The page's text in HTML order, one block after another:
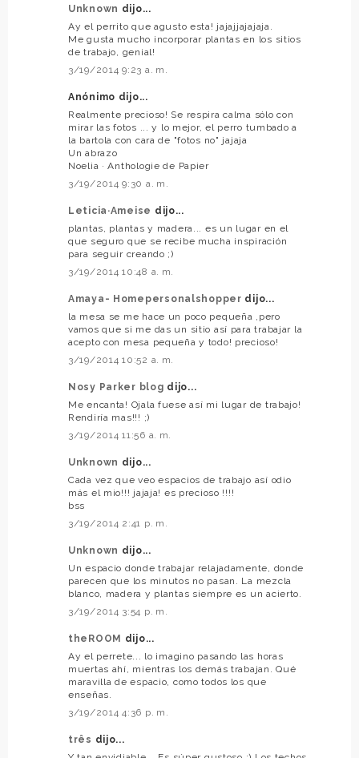
Unknown dijo...
Ay el perrito que agusto esta! jajajjajajaja.
Me gusta mucho incorporar plantas en los sitios
de trabajo, genial!
3/19/2014 9:23 a. m.
Anónimo dijo...
Realmente precioso! Se respira calma sólo con
mirar las fotos ... y lo mejor, el perro tumbado a
la bartola con cara de "fotos no" jajaja
Un abrazo
Noelia · Anthologie de Papier
3/19/2014 9:30 a. m.
Leticia·Ameise dijo...
plantas, plantas y madera... es un lugar en el
que seguro que se recibe mucha inspiración
para seguir creando ;)
3/19/2014 10:48 a. m.
Amaya- Homepersonalshopper dijo...
la mesa se me hace un poco pequeña ,pero
vamos que si me das un sitio así para trabajar la
acepto con mesa pequeña y todo! precioso!
3/19/2014 10:52 a. m.
Nosy Parker blog dijo...
Me encanta! Ojala fuese así mi lugar de trabajo!
Rendiría mas!!! ;)
3/19/2014 11:56 a. m.
Unknown dijo...
Cada vez que veo espacios de trabajo así odio
más el mio!!! jajaja! es precioso !!!!
bss
3/19/2014 2:41 p. m.
Unknown dijo...
Un espacio donde trabajar relajadamente, donde
parecen que los minutos no pasan. La mezcla
blanco, madera y plantas siempre es un acierto.
3/19/2014 3:54 p. m.
theROOM dijo...
Ay el perrete... lo imagino pasando las horas
muertas ahí, mientras los demás trabajan. Qué
maravilla de espacio, como todos los que
enseñas.
3/19/2014 4:36 p. m.
três dijo...